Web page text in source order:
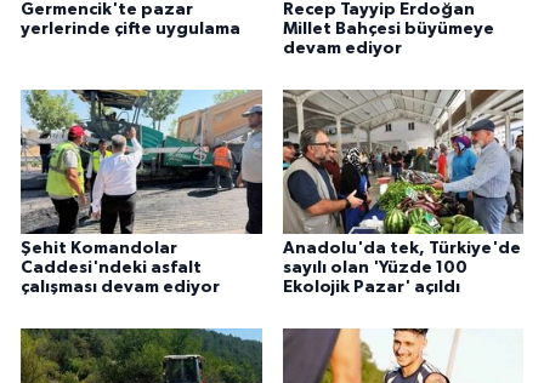
Germencik'te pazar
yerlerinde çifte uygulama
Recep Tayyip Erdoğan
Millet Bahçesi büyümeye
devam ediyor
Şehit Komandolar
Caddesi'ndeki asfalt
çalışması devam ediyor
Anadolu'da tek, Türkiye'de
sayılı olan 'Yüzde 100
Ekolojik Pazar' açıldı
YEREL
Yerel Haberler